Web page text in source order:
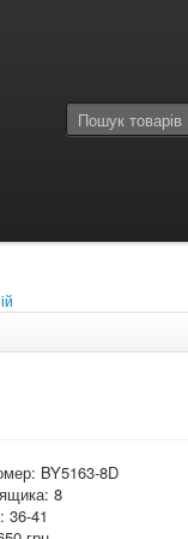
BY5163-8D
8
36-41